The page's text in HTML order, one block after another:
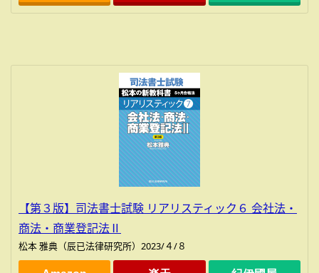
【第３版】司法書士試験 リアリスティック６ 会社法・
商法・商業登記法Ⅱ
松本 雅典（辰已法律研究所）2023/４/８